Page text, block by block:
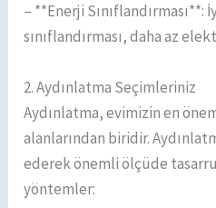
– **Enerji Sınıflandırması**:
sınıflandırması, daha az
2. Aydınlatma Seçimleriniz
Aydınlatma, evimizin en
alanlarından biridir.
ederek önemli ölçüde
yöntemler: